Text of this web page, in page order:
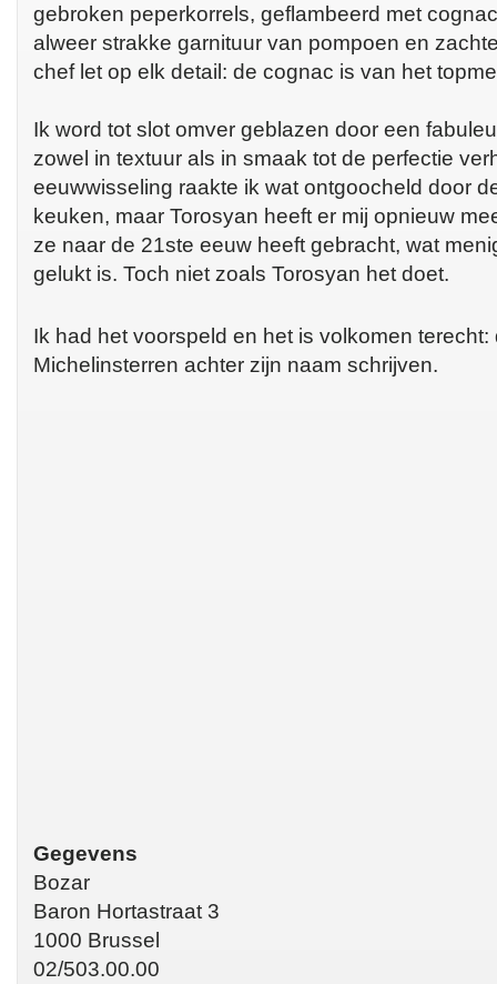
gebroken peperkorrels, geflambeerd met
alweer strakke garnituur van pompoen en
chef let op elk detail: de cognac is van het
Ik word tot slot omver geblazen door een
zowel in textuur als in smaak tot de perfectie
eeuwwisseling raakte ik wat ontgoocheld door
keuken, maar Torosyan heeft er mij opnieuw
ze naar de 21ste eeuw heeft gebracht, wat
gelukt is. Toch niet zoals Torosyan het doet.
Ik had het voorspeld en het is volkomen
Michelinsterren achter zijn naam schrijven.
Gegevens
Bozar
Baron Hortastraat 3
1000 Brussel
02/503.00.00